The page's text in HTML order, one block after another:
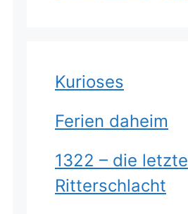
Kurioses
Ferien daheim
1322 – die letzte
Ritterschlacht